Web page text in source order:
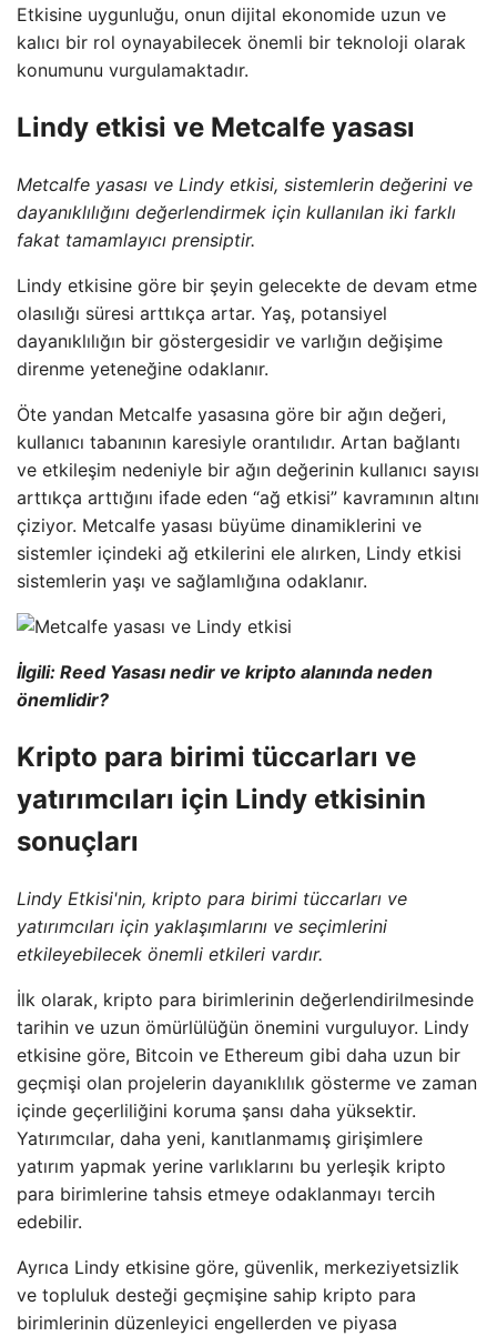
Etkisine uygunluğu, onun dijital ekonomide uzun ve
kalıcı bir rol oynayabilecek önemli bir teknoloji olarak
konumunu vurgulamaktadır.
Lindy etkisi ve Metcalfe yasası
Metcalfe yasası ve Lindy etkisi, sistemlerin değerini ve
dayanıklılığını değerlendirmek için kullanılan iki farklı
fakat tamamlayıcı prensiptir.
Lindy etkisine göre bir şeyin gelecekte de devam etme
olasılığı süresi arttıkça artar. Yaş, potansiyel
dayanıklılığın bir göstergesidir ve varlığın değişime
direnme yeteneğine odaklanır.
Öte yandan Metcalfe yasasına göre bir ağın değeri,
kullanıcı tabanının karesiyle orantılıdır. Artan bağlantı
ve etkileşim nedeniyle bir ağın değerinin kullanıcı sayısı
arttıkça arttığını ifade eden “ağ etkisi” kavramının altını
çiziyor. Metcalfe yasası büyüme dinamiklerini ve
sistemler içindeki ağ etkilerini ele alırken, Lindy etkisi
sistemlerin yaşı ve sağlamlığına odaklanır.
İlgili: Reed Yasası nedir ve kripto alanında neden
önemlidir?
Kripto para birimi tüccarları ve
yatırımcıları için Lindy etkisinin
sonuçları
Lindy Etkisi'nin, kripto para birimi tüccarları ve
yatırımcıları için yaklaşımlarını ve seçimlerini
etkileyebilecek önemli etkileri vardır.
İlk olarak, kripto para birimlerinin değerlendirilmesinde
tarihin ve uzun ömürlülüğün önemini vurguluyor. Lindy
etkisine göre, Bitcoin ve Ethereum gibi daha uzun bir
geçmişi olan projelerin dayanıklılık gösterme ve zaman
içinde geçerliliğini koruma şansı daha yüksektir.
Yatırımcılar, daha yeni, kanıtlanmamış girişimlere
yatırım yapmak yerine varlıklarını bu yerleşik kripto
para birimlerine tahsis etmeye odaklanmayı tercih
edebilir.
Ayrıca Lindy etkisine göre, güvenlik, merkeziyetsizlik
ve topluluk desteği geçmişine sahip kripto para
birimlerinin düzenleyici engellerden ve piyasa